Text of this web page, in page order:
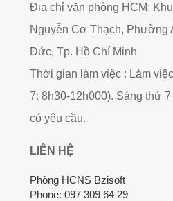
Địa chỉ văn phòng HCM:
Nguyễn Cơ Thạch, Phường
Đức, Tp. Hồ Chí Minh
Thời gian làm việc : Làm
7: 8h30-12h000). Sáng thứ
có yêu cầu.
LIÊN HỆ
Phòng HCNS Bzisoft
Phone: 097 309 64 29